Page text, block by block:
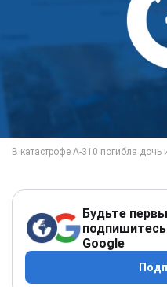
Будьте
подпишитесь
Google